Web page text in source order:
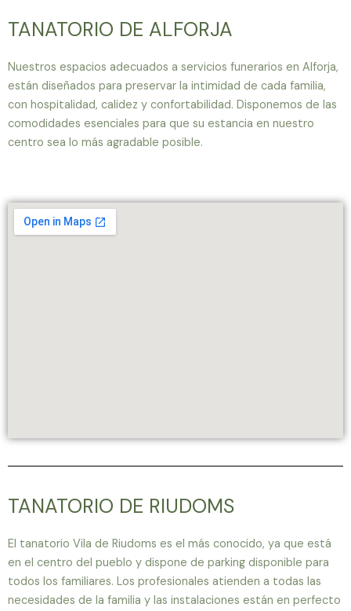
TANATORIO DE ALFORJA
Nuestros espacios adecuados a servicios funerarios en Alforja,
están diseñados para preservar la intimidad de cada familia,
con hospitalidad, calidez y confortabilidad. Disponemos de las
comodidades esenciales para que su estancia en nuestro
centro sea lo más agradable posible.
TANATORIO DE RIUDOMS
El tanatorio Vila de Riudoms es el más conocido, ya que está
en el centro del pueblo y dispone de parking disponible para
todos los familiares. Los profesionales atienden a todas las
necesidades de la familia y las instalaciones están en perfecto